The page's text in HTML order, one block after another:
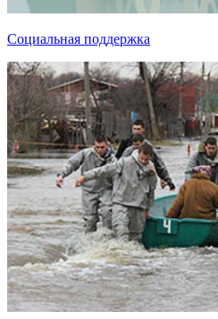
Социальная поддержка